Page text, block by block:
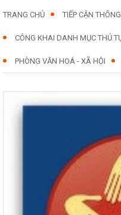
TRANG CHỦ TIẾP CẬN
CÔNG KHAI DANH MỤC THỦ
PHÒNG VĂN HOÁ - XÃ HỘI